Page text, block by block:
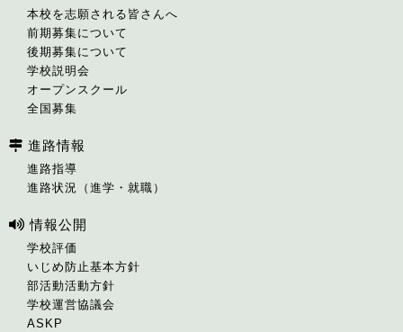
本校を志願される皆さんへ
前期募集について
後期募集について
学校説明会
オープンスクール
全国募集
進路情報
進路指導
進路状況（進学・就職）
情報公開
学校評価
いじめ防止基本方針
部活動活動方針
学校運営協議会
ASKP